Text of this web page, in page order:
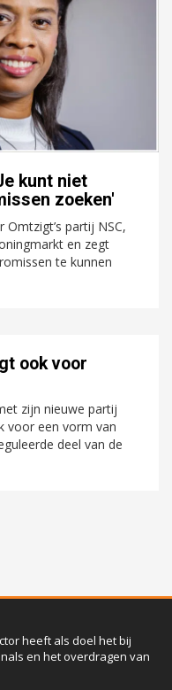
kunt niet
zoeken'
partij NSC,
en zegt
te kunnen
ook voor
zijn nieuwe partij
voor een vorm van
deel van de
heeft als doel het bij
en het overdragen van